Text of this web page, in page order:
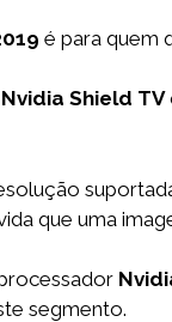
é para quem
Nvidia Shield TV
que uma
segmento.